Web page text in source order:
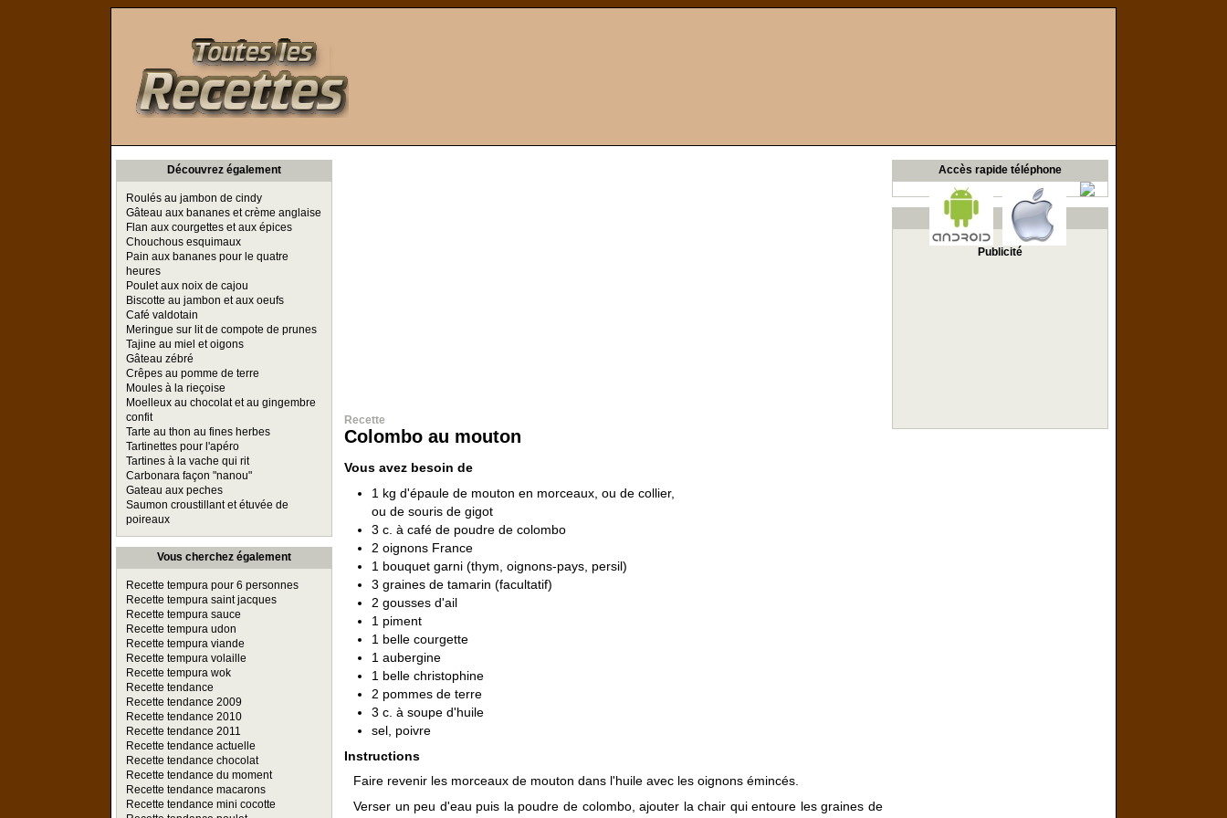
Découvrez également
Roulés au jambon de cindy
Gâteau aux bananes et crème anglaise
Flan aux courgettes et aux épices
Chouchous esquimaux
Pain aux bananes pour le quatre
heures
Poulet aux noix de cajou
Biscotte au jambon et aux oeufs
Café valdotain
Meringue sur lit de compote de prunes
Tajine au miel et oigons
Gâteau zébré
Crêpes au pomme de terre
Moules à la rieçoise
Moelleux au chocolat et au gingembre
confit
Tarte au thon au fines herbes
Tartinettes pour l'apéro
Tartines à la vache qui rit
Carbonara façon "nanou"
Gateau aux peches
Saumon croustillant et étuvée de
poireaux
Vous cherchez également
Recette tempura pour 6 personnes
Recette tempura saint jacques
Recette tempura sauce
Recette tempura udon
Recette tempura viande
Recette tempura volaille
Recette tempura wok
Recette tendance
Recette tendance 2009
Recette tendance 2010
Recette tendance 2011
Recette tendance actuelle
Recette tendance chocolat
Recette tendance du moment
Recette tendance macarons
Recette tendance mini cocotte
Recette
Colombo au mouton
Vous avez besoin de
1 kg d'épaule de mouton en morceaux, ou de collier,
ou de souris de gigot
3 c. à café de poudre de colombo
2 oignons France
1 bouquet garni (thym, oignons-pays, persil)
3 graines de tamarin (facultatif)
2 gousses d'ail
1 piment
1 belle courgette
1 aubergine
1 belle christophine
2 pommes de terre
3 c. à soupe d'huile
sel, poivre
Instructions
Faire revenir les morceaux de mouton dans l'huile avec les oignons émincés.
Verser un peu d'eau puis la poudre de colombo, ajouter la chair qui entoure les graines de
Accès rapide téléphone
Publicité